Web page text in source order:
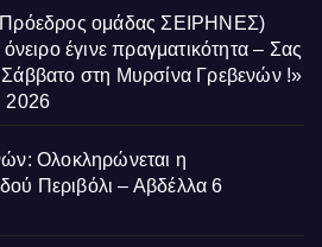
(Πρόεδρος ομάδας ΣΕΙΡΗΝΕΣ)
έγινε πραγματικότητα – Σας
Σάββατο στη Μυρσίνα Γρεβενών !»
2026
Ολοκληρώνεται η
Περιβόλι – Αβδέλλα 6